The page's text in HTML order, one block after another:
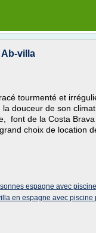
Ab-villa
tourmenté et
douceur de son
font de la Costa
choix de location
espagne avec piscine
en espagne avec piscine